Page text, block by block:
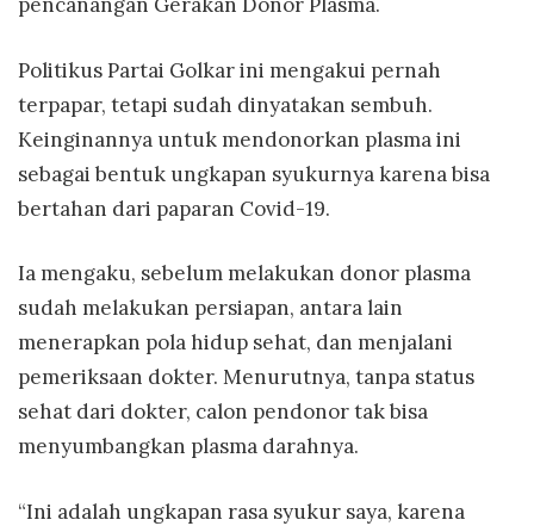
Politikus Partai Golkar ini mengakui pernah
terpapar, tetapi sudah dinyatakan sembuh.
Keinginannya untuk mendonorkan plasma ini
sebagai bentuk ungkapan syukurnya karena bisa
bertahan dari paparan Covid-19.
Ia mengaku, sebelum melakukan donor plasma
sudah melakukan persiapan, antara lain
menerapkan pola hidup sehat, dan menjalani
pemeriksaan dokter. Menurutnya, tanpa status
sehat dari dokter, calon pendonor tak bisa
menyumbangkan plasma darahnya.
“Ini adalah ungkapan rasa syukur saya, karena